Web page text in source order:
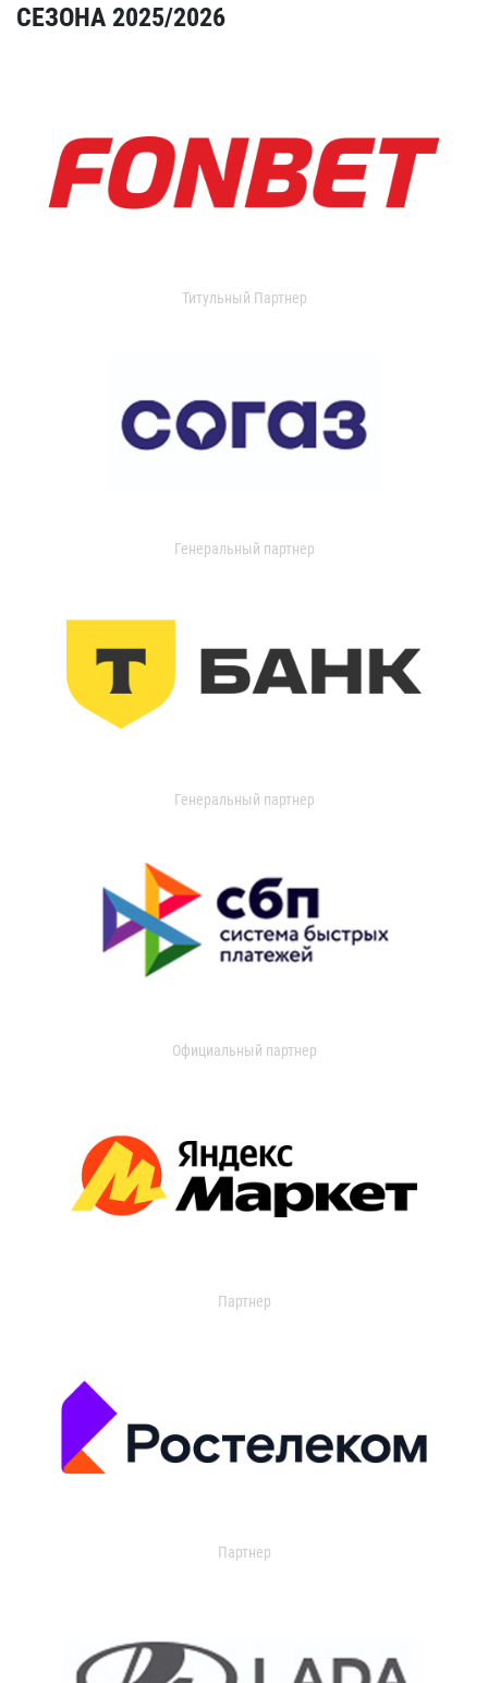
СЕЗОНА 2025/2026
Титульный Партнер
Генеральный партнер
Генеральный партнер
Официальный партнер
Партнер
Партнер